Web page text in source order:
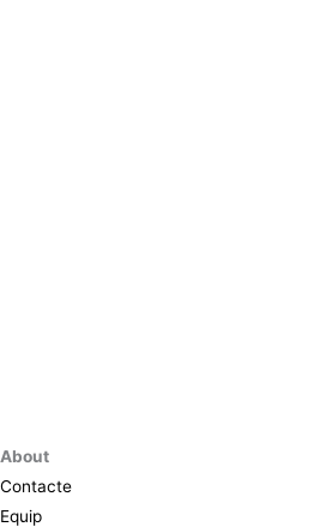
About
Contacte
Equip